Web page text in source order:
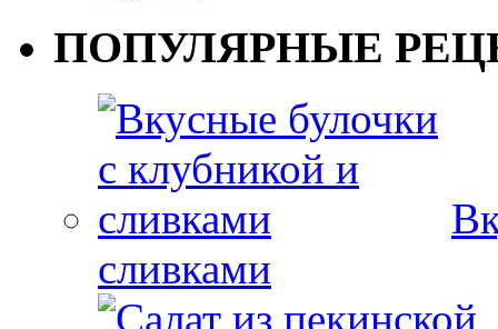
ПОПУЛЯРНЫЕ
сливками